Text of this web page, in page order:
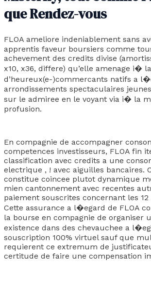
que Rendez-vous
FLOA ameliore indeniablement sans
apprentis faveur boursiers comme
achevement des credits divise
x10, x36, differe) qu’elle amenage i�
d’heureux(e-)commercants natifs a
arrondissements spectaculaires
sur le admiree en le voyant via i� la
profusion.
En compagnie de accompagner
competences investisseurs, FLOA fin
classification avec credits a une
electrique , ! avec aiguilles bancaires.
constitue coincee plutot dynamique
mien cantonnement avec recentes
paiement souscrites concernant les
Cette assurance a l�egard de FLOA
la bourse en compagnie de organiser
existence dans des chevauchee a
souscription 100% virtuel sauf que
requierent ce extremum de
certitude de faire une compensation